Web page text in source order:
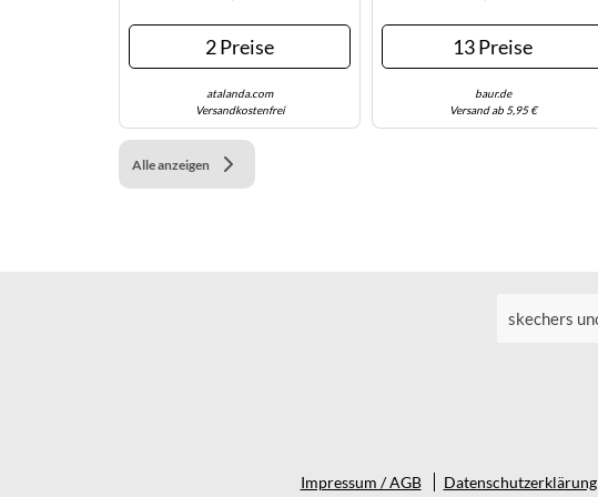
2 Preise
atalanda.com
Versandkostenfrei
13 Preise
baur.de
Versand ab 5,95 €
Alle anzeigen
Impressum / AGB Datenschutzerklärung